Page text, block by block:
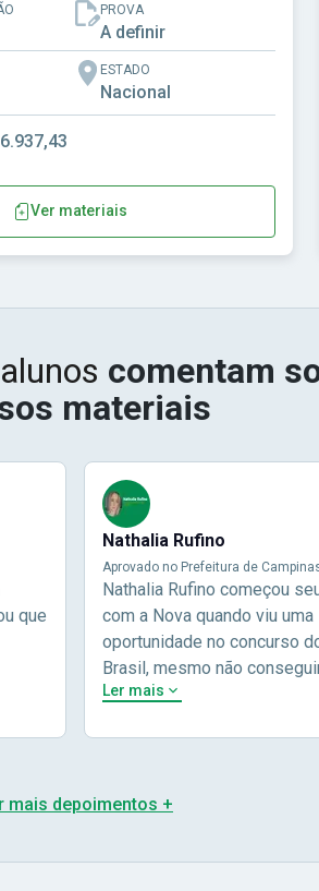
PROVA
A definir
ESTADO
Nacional
Ver materiais
comentam
materiais
que
Nathalia Rufino
Aprovado no Prefeitura de
Nathalia Rufino começou
com a Nova quando viu uma
oportunidade no concurso
Brasil, mesmo não
aprovação ela não desisitiu
lista de aprovados!!"Eu
Ler mais
mais depoimentos +